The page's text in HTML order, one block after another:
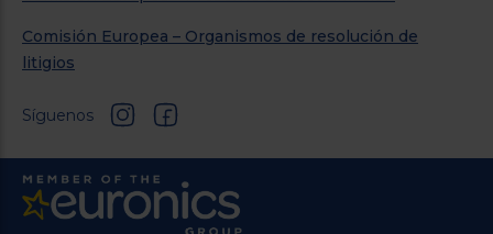
Comisión Europea – Organismos de resolución de
litigios
Síguenos